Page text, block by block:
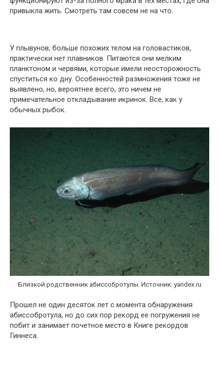
привыкла жить. Смотреть там совсем не на что.
У плывунов, больше похожих телом на головастиков,
практически нет плавников. Питаются они мелким
планктоном и червями, которые имели неосторожность
спуститься ко дну. Особенностей размножения тоже не
выявлено, но, вероятнее всего, это ничем не
примечательное откладывание икринок. Все, как у
обычных рыбок.
Близкой родственник абиссобротулы. Источник: yandex.ru
Прошел не один десяток лет с момента обнаружения
абиссобротула, но до сих пор рекорд ее погружения не
побит и занимает почетное место в Книге рекордов
Гиннеса.